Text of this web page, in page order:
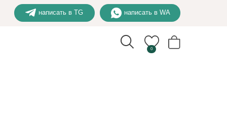
написать в WA
0
написать в TG